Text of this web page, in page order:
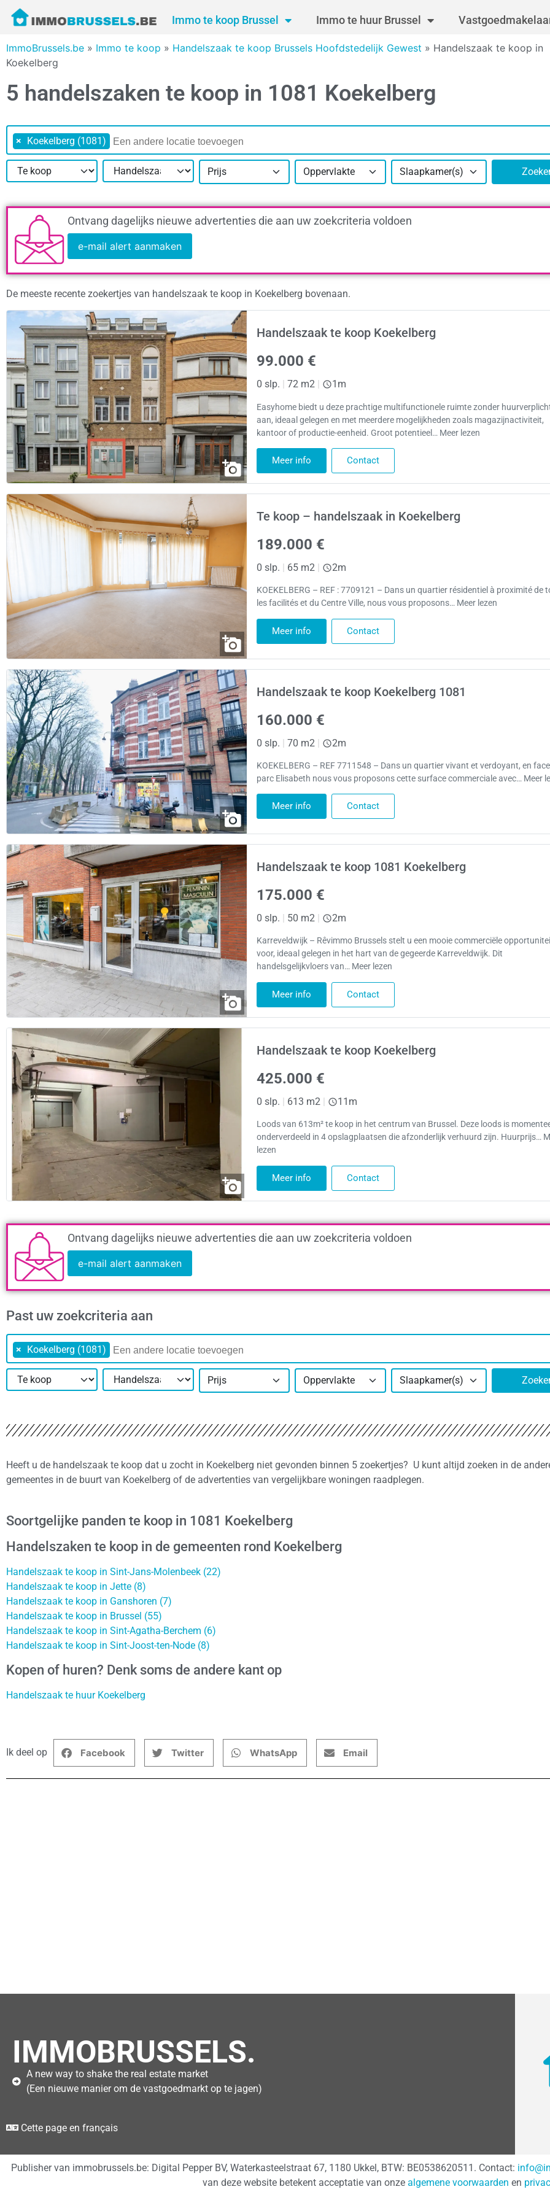
Immo te koop Brussel Immo te huur Brussel
ImmoBrussels.be » Immo te koop » Handelszaak te koop Brussels Hoofdstedelijk Gewest » Handelszaak te koop in
Koekelberg
5 handelszaken te koop in 1081 Koekelberg
× Koekelberg (1081)
Prijs Oppervlakte Slaapkamer(s)
Ontvang dagelijks nieuwe advertenties die aan uw zoekcriteria voldoen
e-mail alert aanmaken
De meeste recente zoekertjes van handelszaak te koop in Koekelberg bovenaan.
Handelszaak te koop Koekelberg
99.000 €
0 slp. 72 m2 1m
Easyhome biedt u deze prachtige multifunctionele ruimte zonder
aan, ideaal gelegen en met meerdere mogelijkheden zoals magazijnactiviteit,
kantoor of productie-eenheid. Groot potentieel… Meer lezen
Meer info Contact
Te koop – handelszaak in Koekelberg
189.000 €
0 slp. | 65 m2 | 2m
KOEKELBERG – REF : 7709121 – Dans un quartier résidentiel à proximité de
les facilités et du Centre Ville, nous vous proposons… Meer lezen
Meer info Contact
Handelszaak te koop Koekelberg 1081
160.000 €
0 slp. | 70 m2 | 2m
KOEKELBERG – REF 7711548 – Dans un quartier vivant et verdoyant, en
parc Elisabeth nous vous proposons cette surface commerciale avec… Meer
Meer info Contact
Handelszaak te koop 1081 Koekelberg
175.000 €
0 slp. | 50 m2 | 2m
Karreveldwijk – Rêvimmo Brussels stelt u een mooie commerciële
voor, ideaal gelegen in het hart van de gegeerde Karreveldwijk. Dit
handelsgelijkvloers van… Meer lezen
Meer info Contact
Handelszaak te koop Koekelberg
425.000 €
0 slp. | 613 m2 | 11m
Loods van 613m² te koop in het centrum van Brussel. Deze loods is
onderverdeeld in 4 opslagplaatsen die afzonderlijk verhuurd zijn. Huurprijs…
lezen
Meer info Contact
Ontvang dagelijks nieuwe advertenties die aan uw zoekcriteria voldoen
e-mail alert aanmaken
Past uw zoekcriteria aan
× Koekelberg (1081)
Prijs Oppervlakte Slaapkamer(s)
Heeft u de handelszaak te koop dat u zocht in Koekelberg niet gevonden binnen 5 zoekertjes? U kunt altijd zoeken in de
gemeentes in de buurt van Koekelberg of de advertenties van vergelijkbare woningen raadplegen.
Soortgelijke panden te koop in 1081 Koekelberg
Handelszaken te koop in de gemeenten rond Koekelberg
Handelszaak te koop in Sint-Jans-Molenbeek (22)
Handelszaak te koop in Jette (8)
Handelszaak te koop in Ganshoren (7)
Handelszaak te koop in Brussel (55)
Handelszaak te koop in Sint-Agatha-Berchem (6)
Handelszaak te koop in Sint-Joost-ten-Node (8)
Kopen of huren? Denk soms de andere kant op
Handelszaak te huur Koekelberg
Ik deel op Facebook Twitter WhatsApp Email
IMMOBRUSSELS.
A new way to shake the real estate market
(Een nieuwe manier om de vastgoedmarkt op te jagen)
Cette page en français
Publisher van immobrussels.be: Digital Pepper BV, Waterkasteelstraat 67, 1180 Ukkel, BTW: BE0538620511. Contact:
van deze website betekent acceptatie van onze algemene voorwaarden en